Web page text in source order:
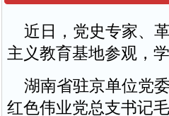
近日，党史专家、
主义教育基地参观，
湖南省驻京单位党
红色伟业党总支书记